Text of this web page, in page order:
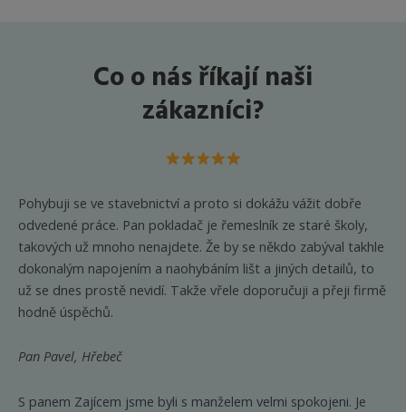
Co o nás říkají naši
zákazníci?
Pohybuji se ve stavebnictví a proto si dokážu vážit dobře
odvedené práce. Pan pokladač je řemeslník ze staré školy,
takových už mnoho nenajdete. Že by se někdo zabýval takhle
dokonalým napojením a naohybáním lišt a jiných detailů, to
už se dnes prostě nevidí. Takže vřele doporučuji a přeji firmě
hodně úspěchů.
Pan Pavel, Hřebeč
S panem Zajícem jsme byli s manželem velmi spokojeni. Je